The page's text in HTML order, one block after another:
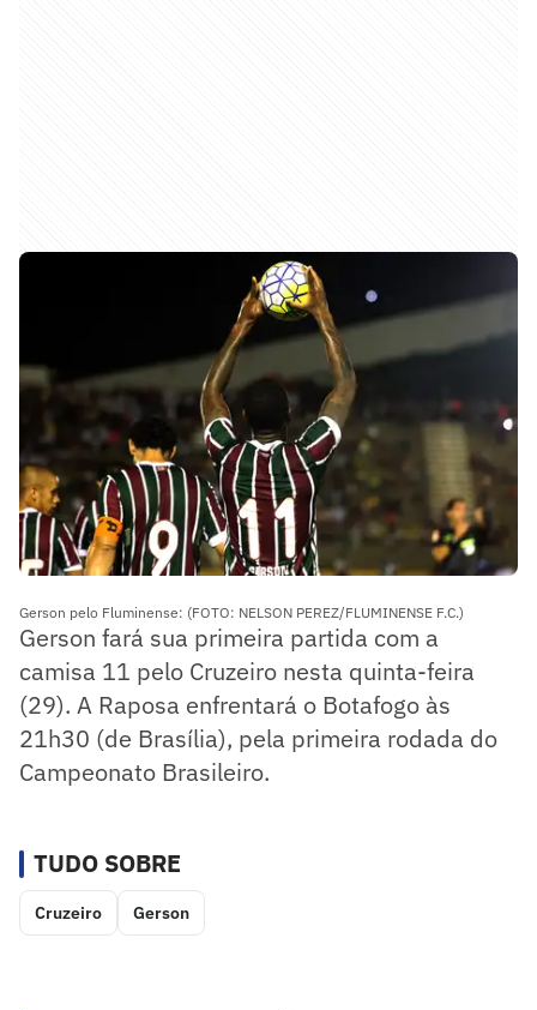
Gerson pelo Fluminense: (FOTO: NELSON PEREZ/FLUMINENSE F.C.)
Gerson fará sua primeira partida com a
camisa 11 pelo Cruzeiro nesta quinta-feira
(29). A Raposa enfrentará o Botafogo às
21h30 (de Brasília), pela primeira rodada do
Campeonato Brasileiro.
TUDO SOBRE
Cruzeiro Gerson